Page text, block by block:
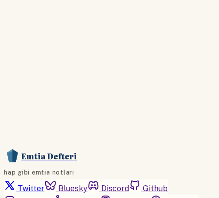
Emtia Defteri
hap gibi emtia notları
Twitter Bluesky Discord
Github